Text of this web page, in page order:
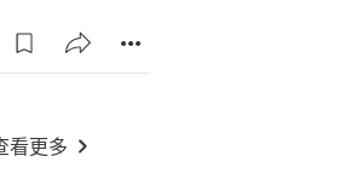
看更多